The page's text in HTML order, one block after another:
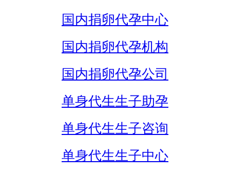
国内捐卵代孕中心
国内捐卵代孕机构
国内捐卵代孕公司
单身代生生子助孕
单身代生生子咨询
单身代生生子中心